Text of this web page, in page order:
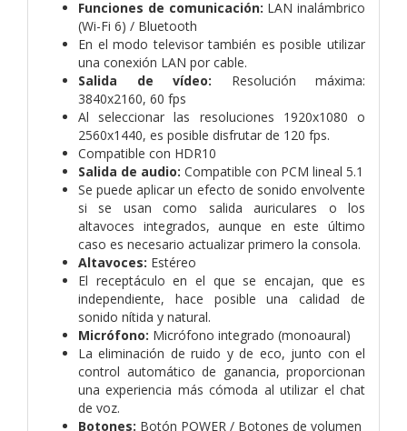
Funciones de comunicación: LAN inalámbrico
(Wi-Fi 6) / Bluetooth
En el modo televisor también es posible utilizar
una conexión LAN por cable.
Salida de vídeo: Resolución máxima:
3840x2160, 60 fps
Al seleccionar las resoluciones 1920x1080 o
2560x1440, es posible disfrutar de 120 fps.
Compatible con HDR10
Salida de audio: Compatible con PCM lineal 5.1
Se puede aplicar un efecto de sonido envolvente
si se usan como salida auriculares o los
altavoces integrados, aunque en este último
caso es necesario actualizar primero la consola.
Altavoces: Estéreo
El receptáculo en el que se encajan, que es
independiente, hace posible una calidad de
sonido nítida y natural.
Micrófono: Micrófono integrado (monoaural)
La eliminación de ruido y de eco, junto con el
control automático de ganancia, proporcionan
una experiencia más cómoda al utilizar el chat
de voz.
Botones: Botón POWER / Botones de volumen